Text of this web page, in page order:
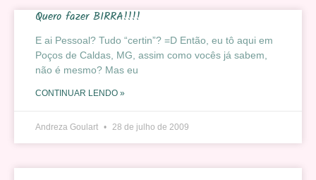
Quero fazer BIRRA!!!!
E ai Pessoal? Tudo “certin”? =D Então, eu tô aqui em
Poços de Caldas, MG, assim como vocês já sabem,
não é mesmo? Mas eu
CONTINUAR LENDO »
Andreza Goulart 28 de julho de 2009